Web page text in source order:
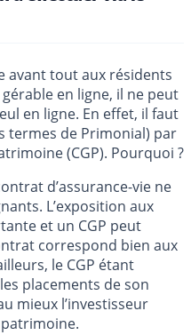
avant tout aux résidents
en ligne, il ne peut
en ligne. En effet, il faut
termes de Primonial) par
(CGP). Pourquoi ?
d’assurance-vie ne
L’exposition aux
et un CGP peut
correspond bien aux
le CGP étant
placements de son
mieux l’investisseur